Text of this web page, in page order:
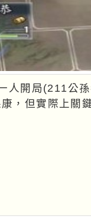
人開局(211公
，但實際上關